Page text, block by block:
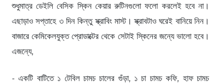
শুধুমাত্র ডেইলি বেসিক স্কিন কেয়ার রুটিনগুলো ফলো করলেই হবে না।
এছাড়াও সপ্তাহে ৩ দিন কিন্তু স্ক্রাবিং মাস্ট। স্ক্রাবটাও ঘরেই বানিয়ে নিন।
বাজারে কেমিকেলযুক্ত প্রোডাক্টের থেকে সেটাই স্কিনের জন্যে ভালো হবে।
এজন্যে,
- একটি বাটিতে ১ টেবিল চামচ চালের গুঁড়া, ১ চা চামচ কফি, হাফ চামচ